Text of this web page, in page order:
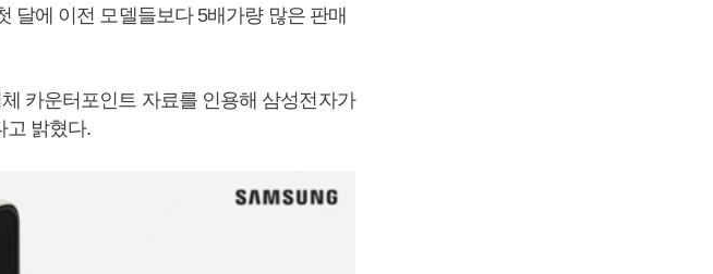
달에 이전 모델들보다 5배가량 많은 판매
카운터포인트 자료를 인용해 삼성전자가
고 밝혔다.